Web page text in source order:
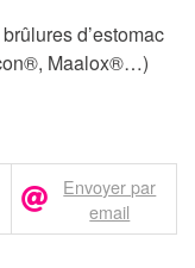
d’estomac
Maalox®…)
Envoyer par
email